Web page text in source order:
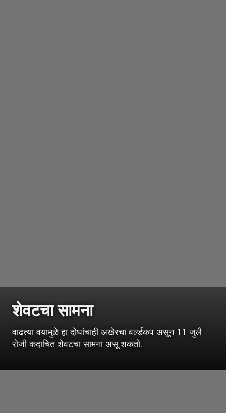
शेवटचा सामना
वाढत्या वयामुळे हा दोघांचाही अखेरचा वर्ल्डकप असून 11 जुलै
रोजी कदाचित शेवटचा सामना असू शकतो.